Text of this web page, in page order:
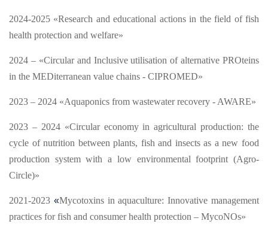
2024-2025 «Research and educational actions in the field of fish
health protection and welfare»
2024 – «Circular and Inclusive utilisation of alternative PROteins
in the MEDiterranean value chains - CIPROMED»
2023 – 2024 «Aquaponics from wastewater recovery - AWARE»
2023 – 2024 «Circular economy in agricultural production: the
cycle of nutrition between plants, fish and insects as a new food
production system with a low environmental footprint (Agro-
Circle)»
2021-2023 «Mycotoxins in aquaculture: Innovative management
practices for fish and consumer health protection – MycoNOs»